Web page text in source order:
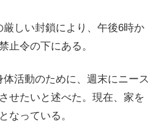
しい封鎖により、午後6時か
止令の下にある。
活動のために、週末にニース
せたいと述べた。現在、家を
なっている。